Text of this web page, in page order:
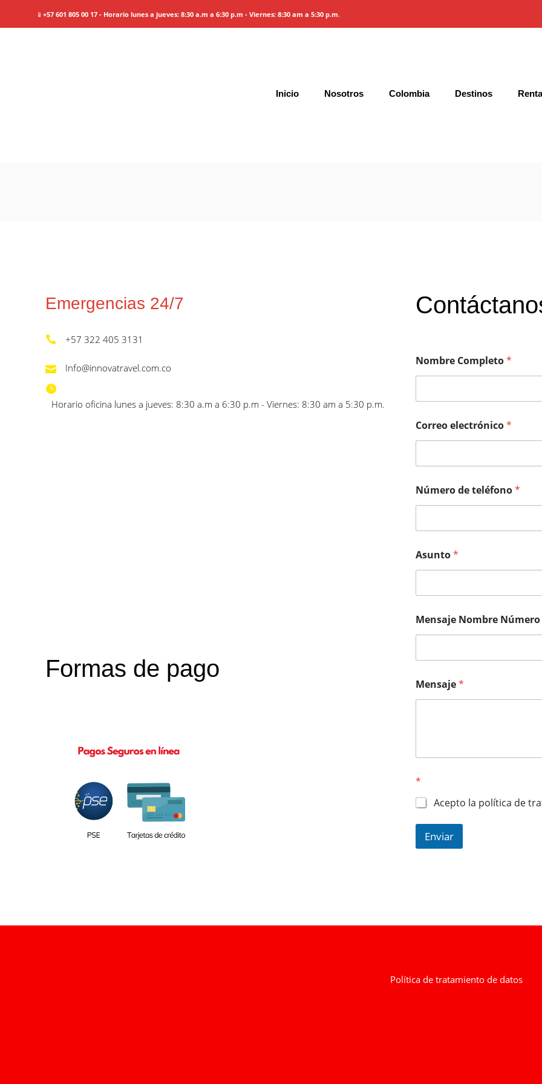
📱 +57 601 805 00 17 - Horario lunes a jueves: 8:30 a.m a 6:30 p.m - Viernes: 8:30 am a 5:30 p.m.
Inicio Nosotros Colombia Destinos
Emergencias 24/7
+57 322 405 3131
Info@innovatravel.com.co
Horario oficina lunes a jueves: 8:30 a.m a 6:30 p.m - Viernes: 8:30 am a 5:30 p.m.
Formas de pago
Nombre Completo*
Correo electrónico*
Número de teléfono*
Asunto*
Mensaje Nombre Número
Mensaje*
*
Acepto la política de
Enviar
Política de tratamiento de datos